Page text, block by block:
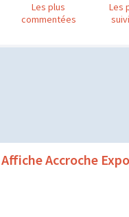
Les plus
commentées
Les
Affiche Accroche